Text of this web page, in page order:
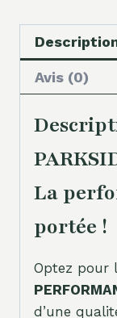
Avis (0)
La
portée !
Optez pour
d’une